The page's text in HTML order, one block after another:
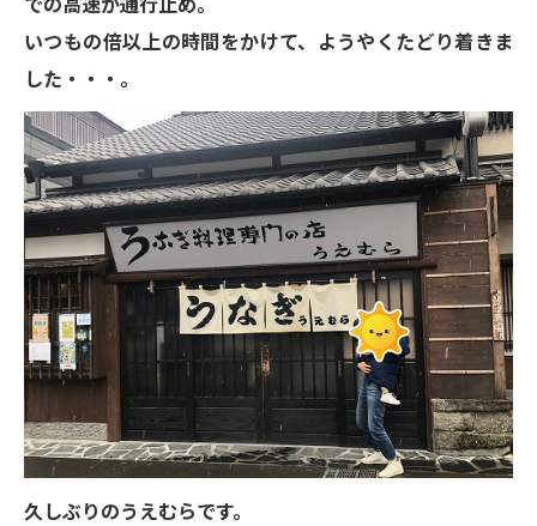
いつもの倍以上の時間をかけて、ようやくたどり着きま
した・・・。
久しぶりのうえむらです。